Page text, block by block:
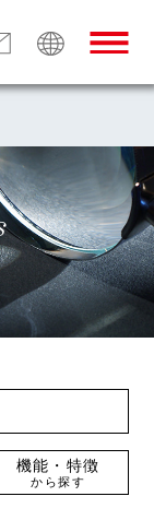
機能・特徴
から探す